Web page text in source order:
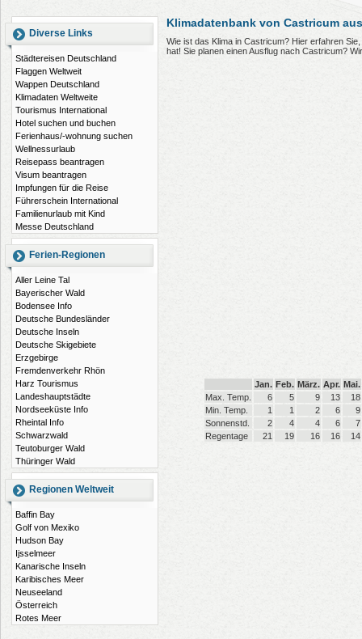
Diverse Links
Städtereisen Deutschland
Flaggen Weltweit
Wappen Deutschland
Klimadaten Weltweite
Tourismus International
Hotel suchen und buchen
Ferienhaus/-wohnung suchen
Wellnessurlaub
Reisepass beantragen
Visum beantragen
Impfungen für die Reise
Führerschein International
Familienurlaub mit Kind
Messe Deutschland
Ferien-Regionen
Aller Leine Tal
Bayerischer Wald
Bodensee Info
Deutsche Bundesländer
Deutsche Inseln
Deutsche Skigebiete
Erzgebirge
Fremdenverkehr Rhön
Harz Tourismus
Landeshauptstädte
Nordseeküste Info
Rheintal Info
Schwarzwald
Teutoburger Wald
Thüringer Wald
Regionen Weltweit
Baffin Bay
Golf von Mexiko
Hudson Bay
Ijsselmeer
Kanarische Inseln
Karibisches Meer
Neuseeland
Österreich
Rotes Meer
Klimadatenbank von Castricum
Wie ist das Klima in Castricum? Hier erfahren
hat! Sie planen einen Ausflug nach Castricum?
Jan. Feb. März. Apr. Mai.
Max. Temp.
6 5 9 13
18
Min. Temp.
1 1 2 6
9
Sonnenstd.
2 4 4 6
7
Regentage
21 19 16 16 14